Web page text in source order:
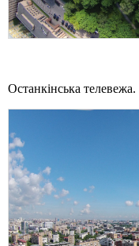
Останкінська телевежа.